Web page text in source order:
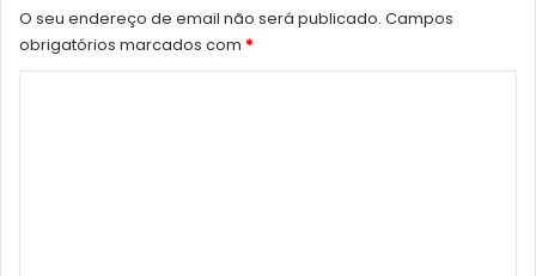
O seu endereço de email não será publicado. Campos
obrigatórios marcados com *